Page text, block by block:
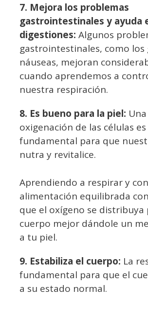
7. Mejora los problemas
gastrointestinales y ayuda
digestiones: Algunos
gastrointestinales, como los
náuseas, mejoran
cuando aprendemos a
nuestra respiración.
8. Es bueno para la piel:
oxigenación de las células es
fundamental para que
nutra y revitalice.
Aprendiendo a respirar y
alimentación equilibrada
que el oxígeno se distribuya
cuerpo mejor dándole un
a tu piel.
9. Estabiliza el cuerpo: La
fundamental para que el
a su estado normal.